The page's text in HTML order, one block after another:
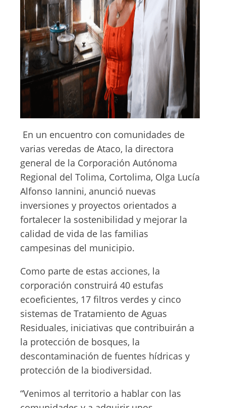
En un encuentro con comunidades de
varias veredas de Ataco, la directora
general de la Corporación Autónoma
Regional del Tolima, Cortolima, Olga Lucía
Alfonso Iannini, anunció nuevas
inversiones y proyectos orientados a
fortalecer la sostenibilidad y mejorar la
calidad de vida de las familias
campesinas del municipio.
Como parte de estas acciones, la
corporación construirá 40 estufas
ecoeficientes, 17 filtros verdes y cinco
sistemas de Tratamiento de Aguas
Residuales, iniciativas que contribuirán a
la protección de bosques, la
descontaminación de fuentes hídricas y
protección de la biodiversidad.
“Venimos al territorio a hablar con las